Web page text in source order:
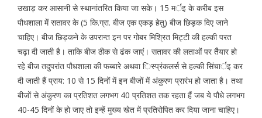
उखाड़ कर आसानी से स्थानांतरित किया जा सके। 15 मर्इ के करीब इस
पौधशाला में सतावर के (5 कि.ग्रा. बीज एक एकड़ हेतु) बीज छिड़क दिए जाने
चाहिए। बीज छिड़कने के उपरान्त इन पर गोबर मिश्रित मिट्टी की हल्की परत
चढ़ा दी जाती है। ताकि बीज ठीक से ढंक जाएं। सतावर की लताओं पर तैैयार हो
रहे बीज तदुपरांत पौधशाला की फब्बारे अथवा िस्प्रंकलर्स से हल्की सिंचार्इ कर
दी जाती हैं प्राय: 10 से 15 दिनों में इन बीजों में अंकुरण प्रारंभ हो जाता है। तथा
बीजों से अंकुरण का प्रतिशत लगभग 40 प्रतिशत तक रहता हैं जब ये पौधे लगभग
40-45 दिनों के हो जाए तो इन्हें मुख्य खेत में प्रतिरोपित कर दिया जाना चाहिए।